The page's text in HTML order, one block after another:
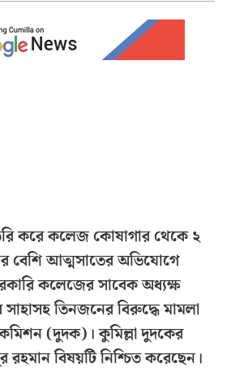
করে কলেজ কোষাগার থেকে ২
বেশি আত্মসাতের অভিযোগে
কলেজের সাবেক অধ্যক্ষ
তিনজনের বিরুদ্ধে মামলা
(দুদক)। কুমিল্লা দুদকের
বিষয়টি নিশ্চিত করেছেন।